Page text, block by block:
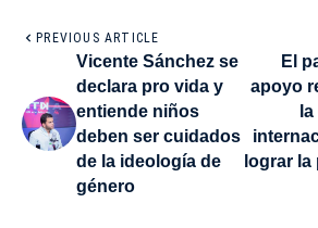
PREVIOUS ARTICLE
Vicente Sánchez se
declara pro vida y
entiende niños
deben ser cuidados
de la ideología de
género
El
apoyo
lograr la